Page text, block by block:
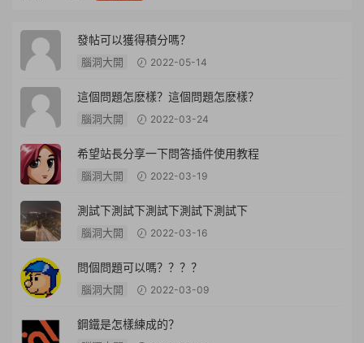
發帖可以獲得積分嗎？
腦洞大開 2022-05-14
這個問題怎麽樣？這個問題怎麽樣？
腦洞大開 2022-03-24
希望站長分享一下問答插件使用教程
腦洞大開 2022-03-19
測試下測試下測試下測試下測試下
腦洞大開 2022-03-16
問個問題可以嗎？？？？
腦洞大開 2022-03-09
鋼鐵是怎樣練成的？